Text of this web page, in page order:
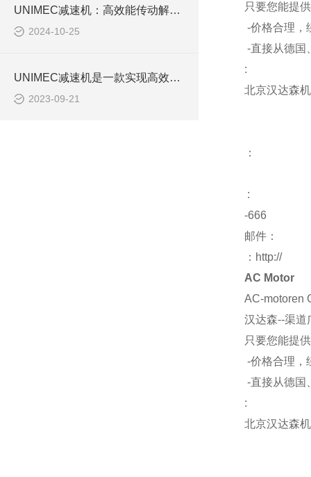
UNIMEC减速机：高效能传动解决方案的先锋
2024-10-25
UNIMEC减速机是一款实现高效能动力传输的重要装备
2023-09-21
只要您能提
-价格合理，
-直接从德国
:
北京汉达森
：
:
-666
邮件：
：http://
AC Motor
AC-motoren
汉达森--渠道
只要您能提
-价格合理，
-直接从德国
:
北京汉达森